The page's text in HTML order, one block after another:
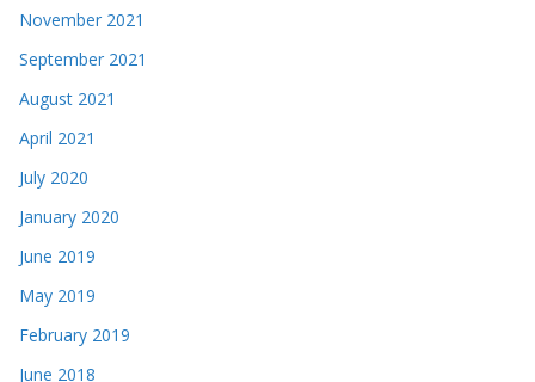
November 2021
September 2021
August 2021
April 2021
July 2020
January 2020
June 2019
May 2019
February 2019
June 2018